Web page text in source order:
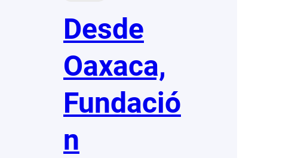
Desde
Oaxaca,
Fundació
n